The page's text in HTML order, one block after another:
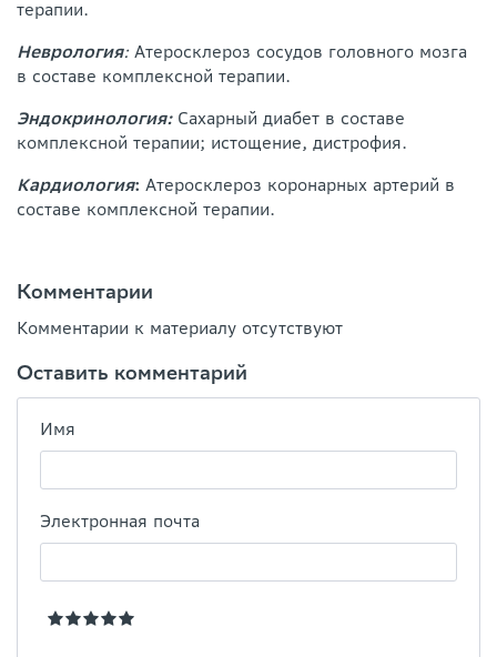
терапии.
Неврология: Атеросклероз сосудов головного мозга
в составе комплексной терапии.
Эндокринология:Сахарный диабет в составе
комплексной терапии; истощение, дистрофия.
Кардиология: Атеросклероз коронарных артерий в
составе комплексной терапии.
Комментарии
Комментарии к материалу отсутствуют
Оставить комментарий
Имя
Электронная почта